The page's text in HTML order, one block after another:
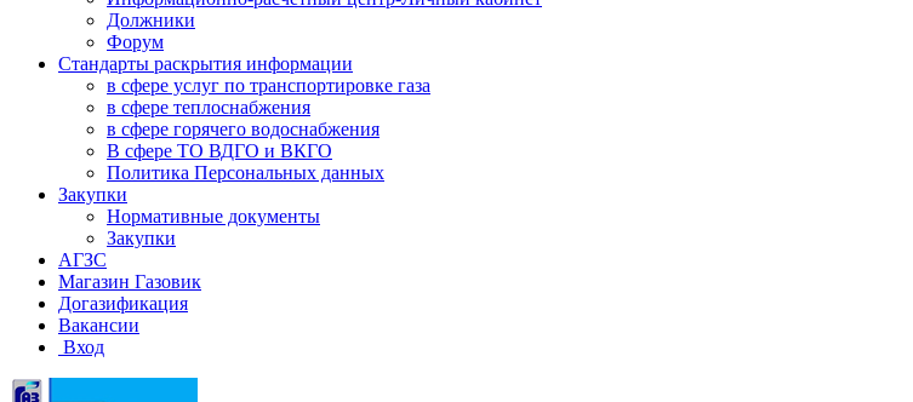
Должники
Форум
Стандарты раскрытия информации
в сфере услуг по транспортировке газа
в сфере теплоснабжения
в сфере горячего водоснабжения
В сфере ТО ВДГО и ВКГО
Политика Персональных данных
Закупки
Нормативные документы
Закупки
АГЗС
Магазин Газовик
Догазификация
Вакансии
Вход